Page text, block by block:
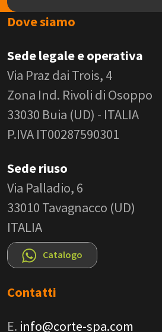
Dove siamo
Sede legale e operativa
Via Praz dai Trois, 4
Zona Ind. Rivoli di Osoppo
33030 Buia (UD) - ITALIA
P.IVA IT00287590301
Sede riuso
Via Palladio, 6
33010 Tavagnacco (UD)
ITALIA
Catalogo
Contatti
E. info@corte-spa.com